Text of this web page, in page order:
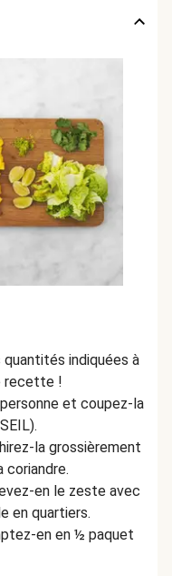
indiquées à
recette !
et coupez-la
la grossièrement
coriandre.
en le zeste avec
en quartiers.
en en ½ paquet